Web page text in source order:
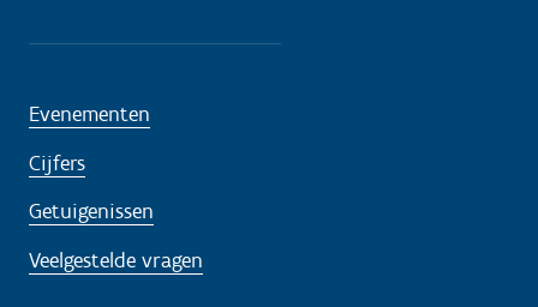
Evenementen
Cijfers
Getuigenissen
Veelgestelde vragen